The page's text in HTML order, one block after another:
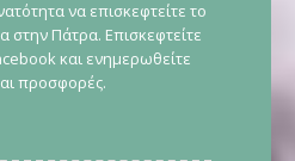
να επισκεφτείτε το
στην Πάτρα. Επισκεφτείτε
και ενημερωθείτε
προσφορές.